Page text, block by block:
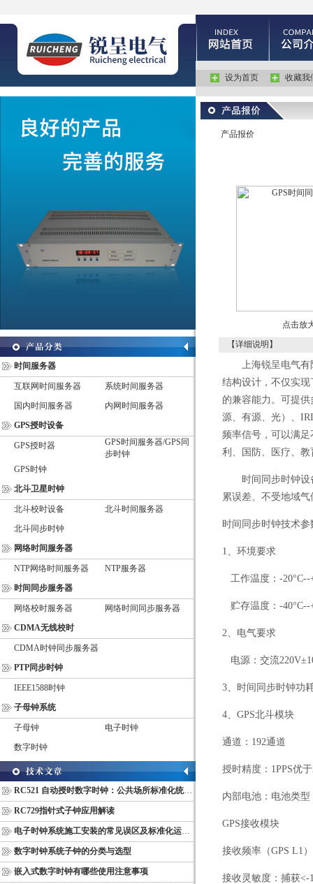
设为首页 收藏我
时间服务器
互联网时间服务器
系统时间服务器
国内时间服务器
内网时间服务器
GPS授时设备
GPS授时器
GPS时间服务器/GPS同
步时钟
GPS时钟
北斗卫星时钟
北斗校时设备
北斗时间服务器
北斗同步时钟
网络时间服务器
NTP网络时间服务器
NTP服务器
时间同步服务器
网络校时服务器
网络时间同步服务器
CDMA无线校时
CDMA时钟同步服务器
PTP同步时钟
IEEE1588时钟
子母钟系统
子母钟
电子时钟
数字时钟
RC521 自动授时数字时钟：公共场所标准化统一计时终端
RC729指针式子钟应用解读
电子时钟系统施工安装的常见误区及标准化运维管理规范
数字时钟系统子钟的分类与选型
嵌入式数字时钟有哪些使用注意事项
产品报价
点击放
【详细说明】
上海锐呈电气有
结构设计，不仅实
的兼容能力。可提供
源、有源、光）、
频率信号，可以满
利、国防、医疗、
时间同步时钟
累误差、不受地域
时间同步时钟技术参
1、环境要求
工作温度： -20°C--
贮存温度： -40°C--
2、电气要求
电源：交流220V±
3、 时间同步时钟功
4、 GPS北斗模块
通道： 192通道
授时精度： 1PPS优于
内部电池：电池类
GPS接收模块
接收频率（GPS L1
接收灵敏度：捕获<-